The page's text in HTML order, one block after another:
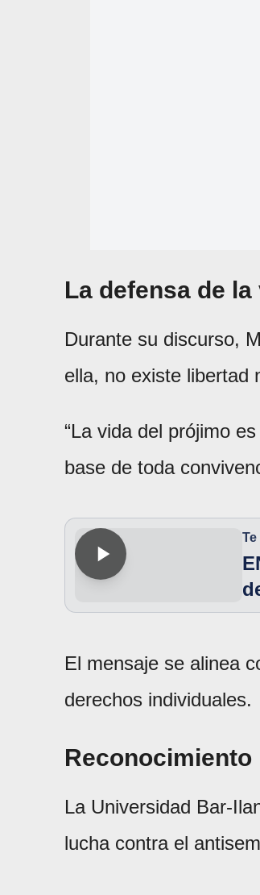
La defensa de
Durante su discurso,
ella, no existe libertad
“La vida del prójimo
base de toda
El mensaje se alinea
derechos individuales.
La Universidad Bar-
lucha contra el